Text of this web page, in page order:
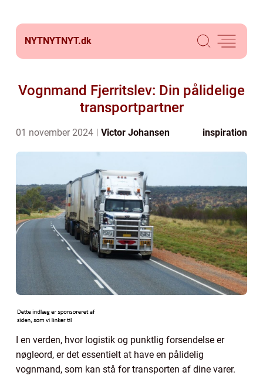
NYTNYTNYT.dk
Vognmand Fjerritslev: Din pålidelige
transportpartner
01 november 2024 Victor Johansen inspiration
I en verden, hvor logistik og punktlig forsendelse er
nøgleord, er det essentielt at have en pålidelig
vognmand, som kan stå for transporten af dine varer.